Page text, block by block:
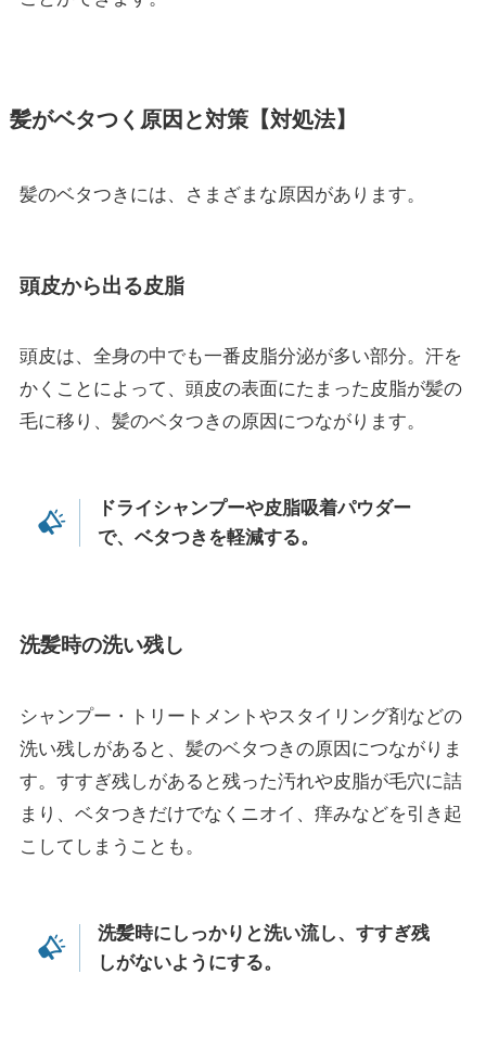
髪がベタつく原因と対策【対処法】
髪のベタつきには、さまざまな原因があります。
頭皮から出る皮脂
頭皮は、全身の中でも一番皮脂分泌が多い部分。汗を
かくことによって、頭皮の表面にたまった皮脂が髪の
毛に移り、髪のベタつきの原因につながります。
ドライシャンプーや皮脂吸着パウダー
で、ベタつきを軽減する。
洗髪時の洗い残し
シャンプー・トリートメントやスタイリング剤などの
洗い残しがあると、髪のベタつきの原因につながりま
す。すすぎ残しがあると残った汚れや皮脂が毛穴に詰
まり、ベタつきだけでなくニオイ、痒みなどを引き起
こしてしまうことも。
洗髪時にしっかりと洗い流し、すすぎ残
しがないようにする。